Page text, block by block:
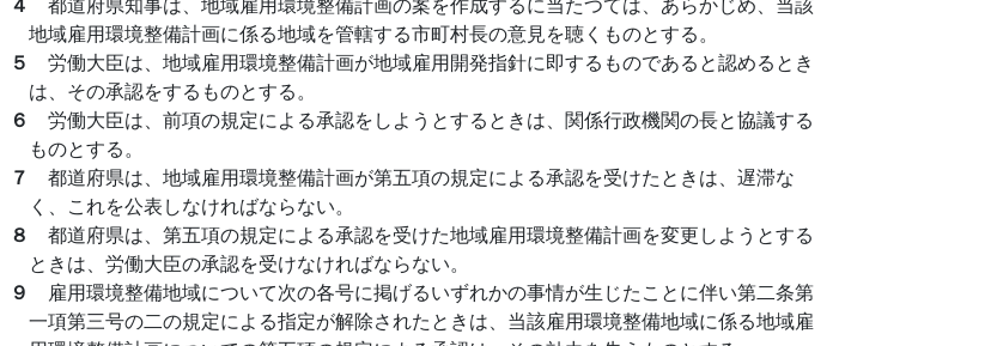
地域雇用環境整備計画に係る地域を管轄する市町村長の意見を聴くものとする。
５ 労働大臣は、地域雇用環境整備計画が地域雇用開発指針に即するものであると認めるとき
は、その承認をするものとする。
６ 労働大臣は、前項の規定による承認をしようとするときは、関係行政機関の長と協議する
ものとする。
７ 都道府県は、地域雇用環境整備計画が第五項の規定による承認を受けたときは、遅滞な
く、これを公表しなければならない。
８ 都道府県は、第五項の規定による承認を受けた地域雇用環境整備計画を変更しようとする
ときは、労働大臣の承認を受けなければならない。
９ 雇用環境整備地域について次の各号に掲げるいずれかの事情が生じたことに伴い第二条第
一項第三号の二の規定による指定が解除されたときは、当該雇用環境整備地域に係る地域雇